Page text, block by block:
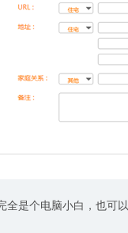
是个电脑小白，也可